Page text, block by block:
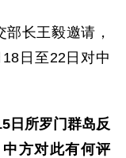
长王毅邀请，
日至22日对中
日所罗门群岛反
方对此有何评